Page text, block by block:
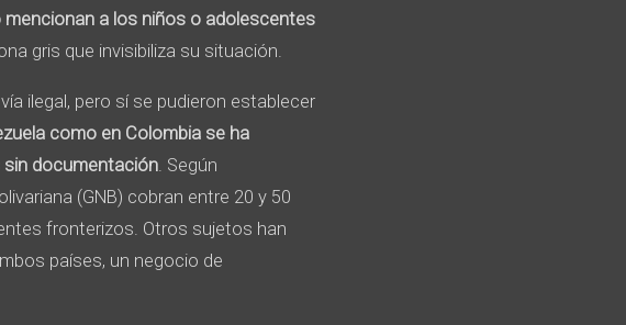
a los niños o adolescentes
gris que invisibiliza su situación.
ilegal, pero sí se pudieron establecer
como en Colombia se ha
sin documentación. Según
(GNB) cobran entre 20 y 50
fronterizos. Otros sujetos han
países, un negocio de